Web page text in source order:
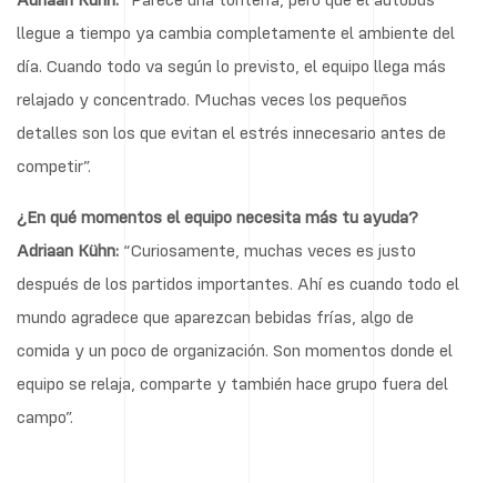
llegue a tiempo ya cambia completamente el ambiente del
día. Cuando todo va según lo previsto, el equipo llega más
relajado y concentrado. Muchas veces los pequeños
detalles son los que evitan el estrés innecesario antes de
competir”.
¿En qué momentos el equipo necesita más tu ayuda?
Adriaan Kühn: “Curiosamente, muchas veces es justo
después de los partidos importantes. Ahí es cuando todo el
mundo agradece que aparezcan bebidas frías, algo de
comida y un poco de organización. Son momentos donde el
equipo se relaja, comparte y también hace grupo fuera del
campo”.